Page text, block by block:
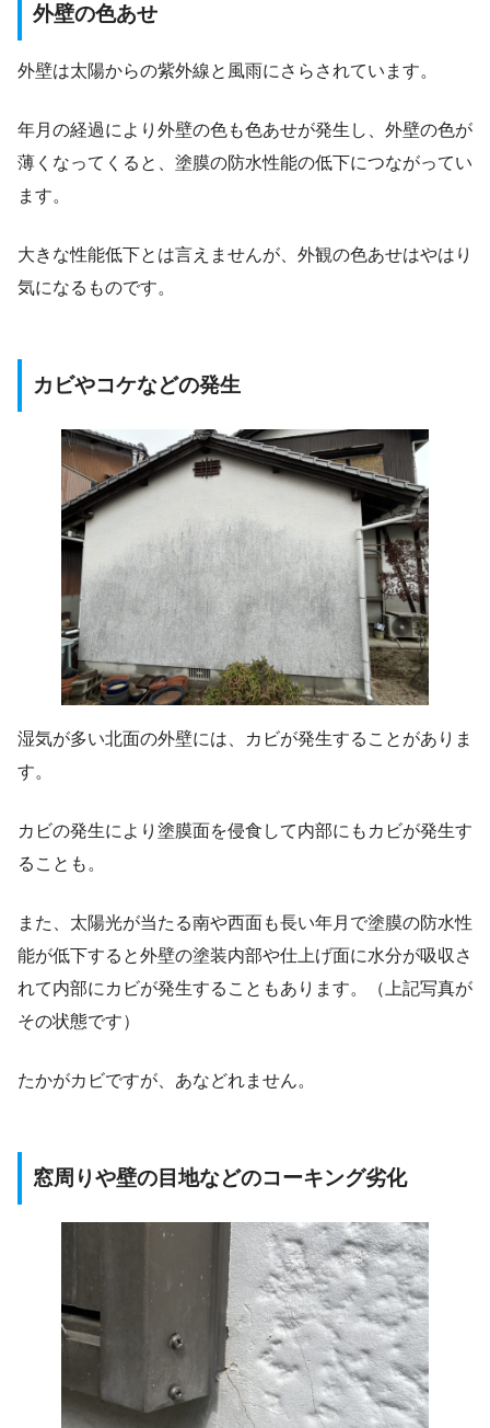
外壁の色あせ
外壁は太陽からの紫外線と風雨にさらされています。
年月の経過により外壁の色も色あせが発生し、外壁の色が
薄くなってくると、塗膜の防水性能の低下につながってい
ます。
大きな性能低下とは言えませんが、外観の色あせはやはり
気になるものです。
カビやコケなどの発生
湿気が多い北面の外壁には、カビが発生することがありま
す。
カビの発生により塗膜面を侵食して内部にもカビが発生す
ることも。
また、太陽光が当たる南や西面も長い年月で塗膜の防水性
能が低下すると外壁の塗装内部や仕上げ面に水分が吸収さ
れて内部にカビが発生することもあります。（上記写真が
その状態です）
たかがカビですが、あなどれません。
窓周りや壁の目地などのコーキング劣化